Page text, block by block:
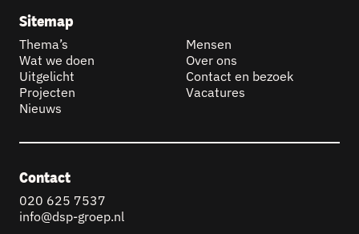
Sitemap
Thema’s
Wat we doen
Uitgelicht
Projecten
Nieuws
Mensen
Over ons
Contact en bezoek
Vacatures
Contact
020 625 7537
info@dsp-groep.nl